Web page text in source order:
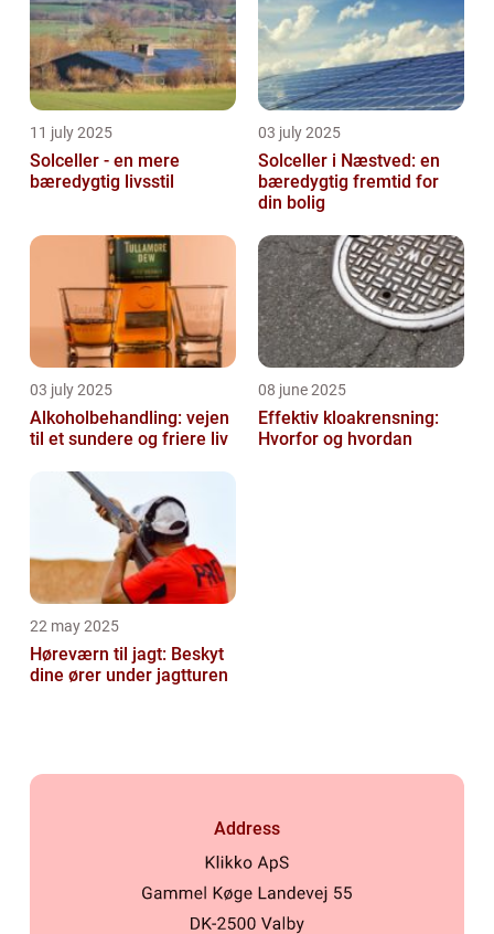
11 july 2025
Solceller - en mere
bæredygtig livsstil
03 july 2025
Solceller i Næstved: en
bæredygtig fremtid for
din bolig
03 july 2025
Alkoholbehandling: vejen
til et sundere og friere liv
08 june 2025
Effektiv kloakrensning:
Hvorfor og hvordan
22 may 2025
Høreværn til jagt: Beskyt
dine ører under jagtturen
Address